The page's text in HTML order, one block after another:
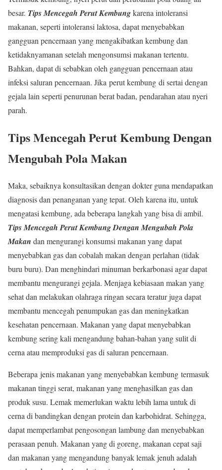
besar. Tips Mencegah Perut Kembungkarena intoleransi
makanan, seperti intoleransi laktosa, dapat menyebabkan
gangguan pencernaan yang mengakibatkan kembung dan
ketidaknyamanan setelah mengonsumsi makanan tertentu.
Bahkan, dapat di sebabkan oleh gangguan pencernaan atau
infeksi saluran pencernaan. Jika perut kembung di sertai dengan
gejala lain seperti penurunan berat badan, pendarahan atau nyeri
parah.
Tips Mencegah Perut KembungDengan
Mengubah Pola Makan
Maka, sebaiknya konsultasikan dengan dokter guna mendapatkan
diagnosis dan penanganan yang tepat. Oleh karena itu, untuk
mengatasi kembung, ada beberapa langkah yang bisa di ambil.
Tips Mencegah Perut KembungDenganMengubah Pola
Makan dan mengurangi konsumsi makanan yang dapat
menyebabkan gas dan cobalah makan dengan perlahan (tidak
buru buru). Dan menghindari minuman berkarbonasi agar dapat
membantu mengurangi gejala. Menjaga kebiasaan makan yang
sehat dan melakukan olahraga ringan secara teratur juga dapat
membantu mencegah penumpukan gas dan meningkatkan
kesehatan pencernaan. Makanan yang dapat menyebabkan
kembung sering kali mengandung bahan-bahan yang sulit di
cerna atau memproduksi gas di saluran pencernaan.
Beberapa jenis makanan yang menyebabkan kembung termasuk
makanan tinggi serat, makanan yang menghasilkan gas dan
produk susu. Lemak memerlukan waktu lebih lama untuk di
cerna di bandingkan dengan protein dan karbohidrat. Sehingga,
dapat memperlambat pengosongan lambung dan menyebabkan
perasaan penuh. Makanan yang di goreng, makanan cepat saji
dan makanan yang mengandung banyak lemak jenuh adalah